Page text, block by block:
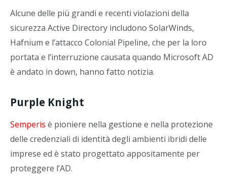
Alcune delle più grandi e recenti violazioni della
sicurezza Active Directory includono SolarWinds,
Hafnium e l’attacco Colonial Pipeline, che per la loro
portata e l’interruzione causata quando Microsoft AD
è andato in down, hanno fatto notizia.
Purple Knight
Semperis è pioniere nella gestione e nella protezione
delle credenziali di identità degli ambienti ibridi delle
imprese ed è stato progettato appositamente per
proteggere l’AD.